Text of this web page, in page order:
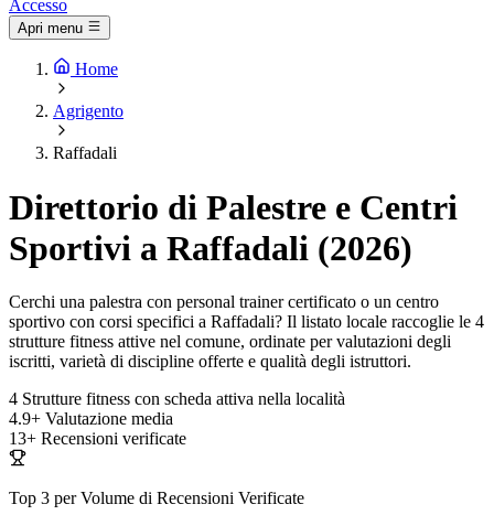
Accesso
Apri menu
Home
Agrigento
Raffadali
Direttorio di Palestre e Centri
Sportivi a Raffadali (2026)
Cerchi una palestra con personal trainer certificato o un centro
sportivo con corsi specifici a Raffadali? Il listato locale raccoglie le 4
strutture fitness attive nel comune, ordinate per valutazioni degli
iscritti, varietà di discipline offerte e qualità degli istruttori.
4 Strutture fitness con scheda attiva nella località
4.9+ Valutazione media
13+ Recensioni verificate
Top 3 per Volume di Recensioni Verificate